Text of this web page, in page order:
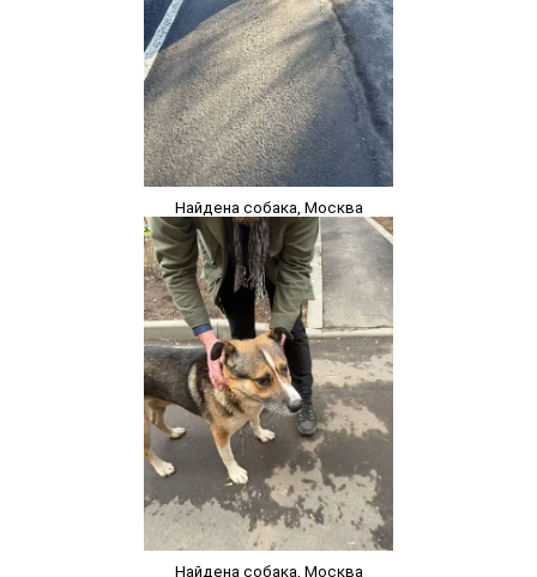
Найдена собака, Москва
Найдена собака, Москва